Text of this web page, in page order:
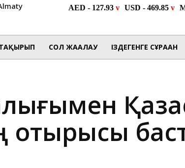
СОЛ ЖАҒАЛАУ ІЗДЕГЕНГЕ СҰРАҒАН
отырысы